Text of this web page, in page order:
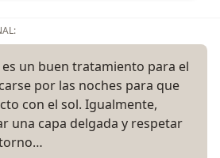
es un buen tratamiento para el
por las noches para que
con el sol. Igualmente,
una capa delgada y respetar